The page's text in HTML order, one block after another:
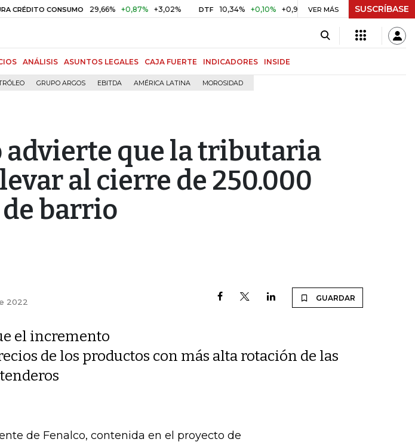
CONSUMO 29,66% +0,87% +3,02% DTF 10,34% +0,10% +0,98% UVR $ 416,91 +$ 0,05 +0,01%
VER MÁS SUSCRÍBASE
ANÁLISIS ASUNTOS LEGALES CAJA FUERTE INDICADORES INSIDE
GRUPO ARGOS EBITDA AMÉRICA LATINA MOROSIDAD
advierte que la tributaria
al cierre de 250.000
barrio
2022 GUARDAR
el incremento
de los productos con más alta rotación de las
de Fenalco, contenida en el proyecto de